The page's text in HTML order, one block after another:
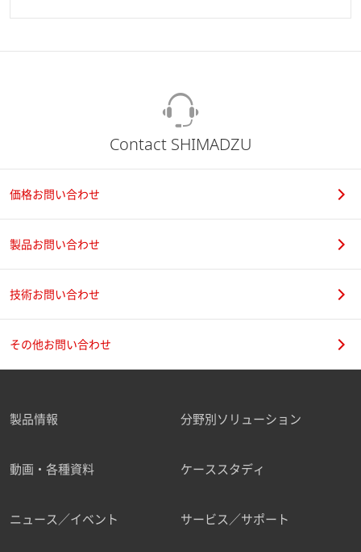
Contact SHIMADZU
価格お問い合わせ
製品お問い合わせ
技術お問い合わせ
その他お問い合わせ
製品情報 分野別ソリューション
動画・各種資料 ケーススタディ
ニュース／イベント サービス／サポート